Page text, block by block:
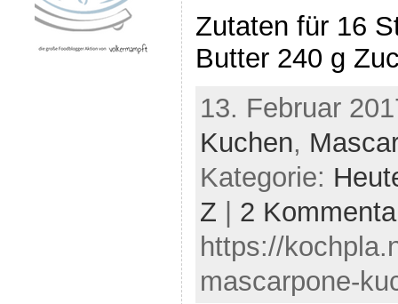
Zutaten für 16
Butter 240 g
13. Februar
Kuchen,
Kategorie:
Z
2
https://
mascarpone-